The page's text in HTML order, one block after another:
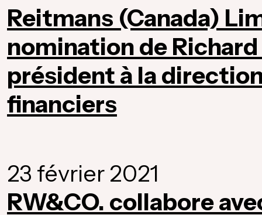
Reitmans (Canada)
nomination de
président à la
financiers
23 février 2021
RW&CO. collabore